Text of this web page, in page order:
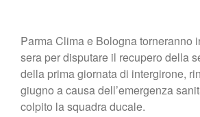
Parma Clima e Bologna torneranno
sera per disputare il recupero della
della prima giornata di intergirone,
giugno a causa dell’emergenza
colpito la squadra ducale.